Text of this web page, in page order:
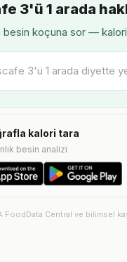
3'ü 1 arada
besin koçuna sor —
kalori tara
besin analizi
FoodData Central ve bilimsel